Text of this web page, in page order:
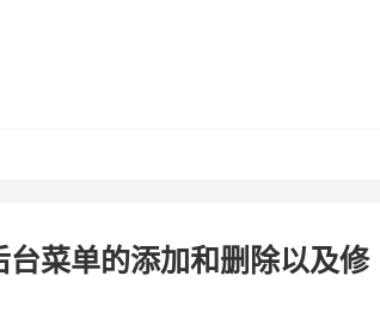
菜单的添加和删除以及修